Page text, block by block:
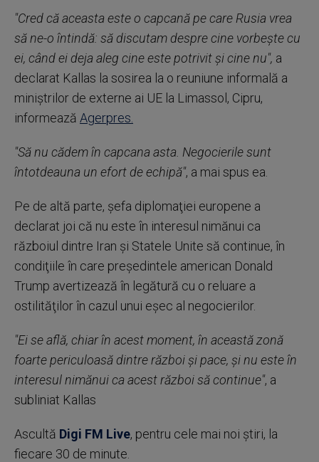
"Cred că aceasta este o capcană pe care Rusia vrea
să ne-o întindă: să discutam despre cine vorbeşte cu
ei, când ei deja aleg cine este potrivit şi cine nu", a
declarat Kallas la sosirea la o reuniune informală a
miniştrilor de externe ai UE la Limassol, Cipru,
informează Agerpres.
"Să nu cădem în capcana asta. Negocierile sunt
întotdeauna un efort de echipă", a mai spus ea.
Pe de altă parte, şefa diplomaţiei europene a
declarat joi că nu este în interesul nimănui ca
războiul dintre Iran şi Statele Unite să continue, în
condiţiile în care preşedintele american Donald
Trump avertizează în legătură cu o reluare a
ostilităţilor în cazul unui eşec al negocierilor.
"Ei se află, chiar în acest moment, în această zonă
foarte periculoasă dintre război şi pace, şi nu este în
interesul nimănui ca acest război să continue", a
subliniat Kallas
Ascultă Digi FM Live, pentru cele mai noi știri, la
fiecare 30 de minute.